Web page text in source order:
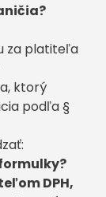
za platiteľa
ktorý
podľa §
DPH,